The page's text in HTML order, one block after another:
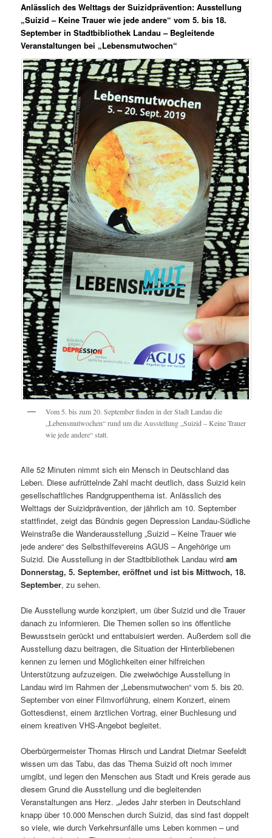
Anlässlich des Welttags der Suizidprävention: Ausstellung
„Suizid – Keine Trauer wie jede andere“ vom 5. bis 18.
September in Stadtbibliothek Landau – Begleitende
Veranstaltungen bei „Lebensmutwochen“
Vom 5. bis zum 20. September finden in der Stadt Landau die
„Lebensmutwochen“ rund um die Ausstellung „Suizid – Keine Trauer
wie jede andere“ statt.
Alle 52 Minuten nimmt sich ein Mensch in Deutschland das
Leben. Diese aufrüttelnde Zahl macht deutlich, dass Suizid kein
gesellschaftliches Randgruppenthema ist. Anlässlich des
Welttags der Suizidprävention, der jährlich am 10. September
stattfindet, zeigt das Bündnis gegen Depression Landau-Südliche
Weinstraße die Wanderausstellung „Suizid – Keine Trauer wie
jede andere“ des Selbsthilfevereins AGUS – Angehörige um
Suizid. Die Ausstellung in der Stadtbibliothek Landau wird am
Donnerstag, 5. September, eröffnet und ist bis Mittwoch, 18.
September, zu sehen.
Die Ausstellung wurde konzipiert, um über Suizid und die Trauer
danach zu informieren. Die Themen sollen so ins öffentliche
Bewusstsein gerückt und enttabuisiert werden. Außerdem soll die
Ausstellung dazu beitragen, die Situation der Hinterbliebenen
kennen zu lernen und Möglichkeiten einer hilfreichen
Unterstützung aufzuzeigen. Die zweiwöchige Ausstellung in
Landau wird im Rahmen der „Lebensmutwochen“ vom 5. bis 20.
September von einer Filmvorführung, einem Konzert, einem
Gottesdienst, einem ärztlichen Vortrag, einer Buchlesung und
einem kreativen VHS-Angebot begleitet.
Oberbürgermeister Thomas Hirsch und Landrat Dietmar Seefeldt
wissen um das Tabu, das das Thema Suizid oft noch immer
umgibt, und legen den Menschen aus Stadt und Kreis gerade aus
diesem Grund die Ausstellung und die begleitenden
Veranstaltungen ans Herz. „Jedes Jahr sterben in Deutschland
knapp über 10.000 Menschen durch Suizid, das sind fast doppelt
so viele, wie durch Verkehrsunfälle ums Leben kommen – und